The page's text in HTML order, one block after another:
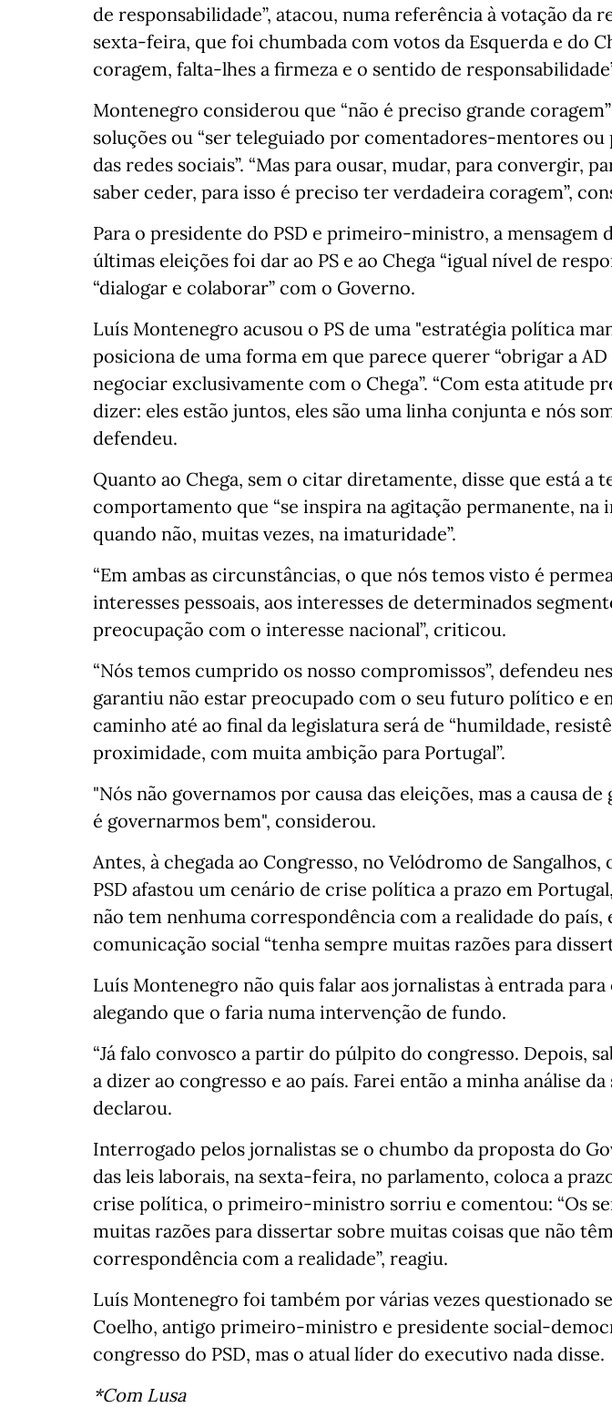
de responsabilidade”, atacou, numa referência à votação da
sexta-feira, que foi chumbada com votos da Esquerda e do
coragem, falta-lhes a firmeza e o sentido de
Montenegro considerou que “não é preciso grande
soluções ou “ser teleguiado por comentadores-mentores ou
das redes sociais”. “Mas para ousar, mudar, para convergir,
saber ceder, para isso é preciso ter verdadeira coragem”,
Para o presidente do PSD e primeiro-ministro, a mensagem
últimas eleições foi dar ao PS e ao Chega “igual nível de
“dialogar e colaborar” com o Governo.
Luís Montenegro acusou o PS de uma "estratégia política
posiciona de uma forma em que parece querer “obrigar a AD
negociar exclusivamente com o Chega”. “Com esta atitude
dizer: eles estão juntos, eles são uma linha conjunta e nós
defendeu.
Quanto ao Chega, sem o citar diretamente, disse que está a
comportamento que “se inspira na agitação permanente, na
quando não, muitas vezes, na imaturidade”.
“Em ambas as circunstâncias, o que nós temos visto é
interesses pessoais, aos interesses de determinados
preocupação com o interesse nacional”, criticou.
“Nós temos cumprido os nosso compromissos”, defendeu
garantiu não estar preocupado com o seu futuro político e
caminho até ao final da legislatura será de “humildade,
proximidade, com muita ambição para Portugal”.
"Nós não governamos por causa das eleições, mas a causa
é governarmos bem", considerou.
Antes, à chegada ao Congresso, no Velódromo de
PSD afastou um cenário de crise política a prazo em
não tem nenhuma correspondência com a realidade do país,
comunicação social “tenha sempre muitas razões para
Luís Montenegro não quis falar aos jornalistas à entrada para
alegando que o faria numa intervenção de fundo.
“Já falo convosco a partir do púlpito do congresso. Depois,
a dizer ao congresso e ao país. Farei então a minha análise
declarou.
Interrogado pelos jornalistas se o chumbo da proposta do
das leis laborais, na sexta-feira, no parlamento, coloca a
crise política, o primeiro-ministro sorriu e comentou: “Os
muitas razões para dissertar sobre muitas coisas que não
correspondência com a realidade”, reagiu.
Luís Montenegro foi também por várias vezes questionado
Coelho, antigo primeiro-ministro e presidente social-
congresso do PSD, mas o atual líder do executivo nada disse.
*Com Lusa